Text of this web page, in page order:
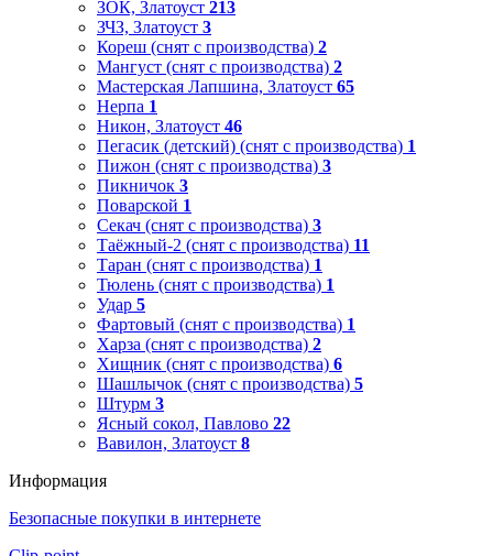
ЗОК, Златоуст 213
ЗЧЗ, Златоуст 3
Кореш (снят с производства) 2
Мангуст (снят с производства) 2
Мастерская Лапшина, Златоуст 65
Нерпа 1
Никон, Златоуст 46
Пегасик (детский) (снят с производства) 1
Пижон (снят с производства) 3
Пикничок 3
Поварской 1
Секач (снят с производства) 3
Таёжный-2 (снят с производства) 11
Таран (снят с производства) 1
Тюлень (снят с производства) 1
Удар 5
Фартовый (снят с производства) 1
Харза (снят с производства) 2
Хищник (снят с производства) 6
Шашлычок (снят с производства) 5
Штурм 3
Ясный сокол, Павлово 22
Вавилон, Златоуст 8
Информация
Безопасные покупки в интернете